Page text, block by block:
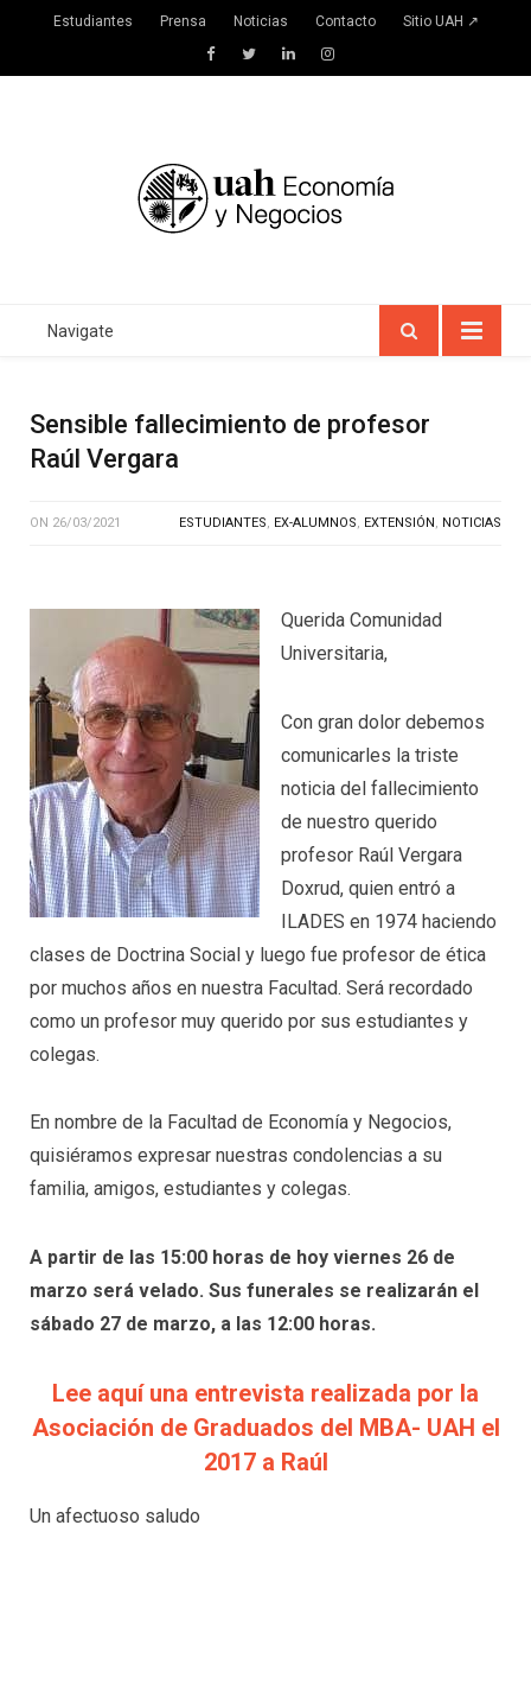
Estudiantes Prensa Noticias Contacto Sitio UAH ↗
FacebookTwitterLinkedInInstagram
Navigate
Sensible fallecimiento de profesor
Raúl Vergara
ON 26/03/2021 ESTUDIANTES, EX-ALUMNOS, EXTENSIÓN, NOTICIAS
Querida Comunidad
Universitaria,
Con gran dolor debemos
comunicarles la triste
noticia del fallecimiento
de nuestro querido
profesor Raúl Vergara
Doxrud, quien entró a
ILADES en 1974 haciendo
clases de Doctrina Social y luego fue profesor de ética
por muchos años en nuestra Facultad. Será recordado
como un profesor muy querido por sus estudiantes y
colegas.
En nombre de la Facultad de Economía y Negocios,
quisiéramos expresar nuestras condolencias a su
familia, amigos, estudiantes y colegas.
A partir de las 15:00 horas de hoy viernes 26 de
marzo será velado. Sus funerales se realizarán el
sábado 27 de marzo, a las 12:00 horas.
Lee aquí una entrevista realizada por la
Asociación de Graduados del MBA- UAH el
2017 a Raúl
Un afectuoso saludo